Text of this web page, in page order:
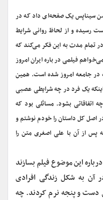
سیناپس یک صفحه‌ای داد که در
رسیده و از لحاظ روانی شرایط
تمام مدت به این فکر می‌کند که
فیلمی درباره ایران امروز
جامعه امروز شده است. همین
یک فرد در چه شرایطی عصبی
اتفاقاتی بشود. مسائلی بود که
اصل کل داستان را خودم نوشتم و
پس از آن با علی اصغری متن را
این موضوع فیلم بسازند
آن به شکل زندگی افرادی
دست و پنجه نرم کردند. چه